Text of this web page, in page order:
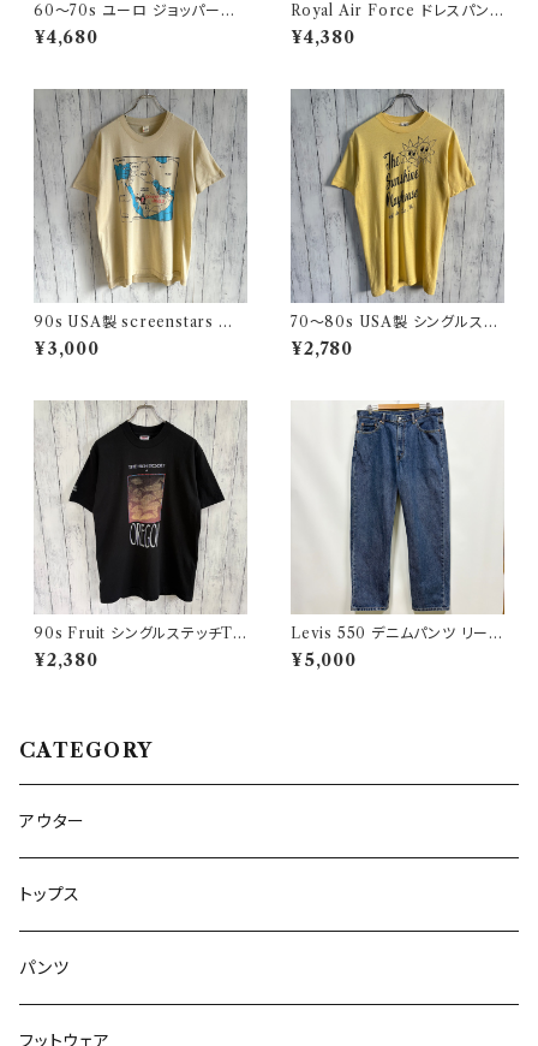
60〜70s ユーロ ジョッパーズ
パンツ ウールパンツ ヴィンテー
ジ 5
¥4,680
Royal Air Force ドレスパンツ
イギリス軍 スラックス ミリタリ
ーパンツ 8
¥4,380
90s USA製 screenstars 湾
岸戦争 シングルステッチTシャ
ツ ヴィンテージTシャツ
¥3,000
70〜80s USA製 シングルステ
ッチT ヴィンテージTシャツ
¥2,780
90s Fruit シングルステッチTシ
ャツ プリントT
¥2,380
Levis 550 デニムパンツ リーバ
イス ワイドデニム 3
¥5,000
CATEGORY
アウター
トップス
パンツ
フットウェア